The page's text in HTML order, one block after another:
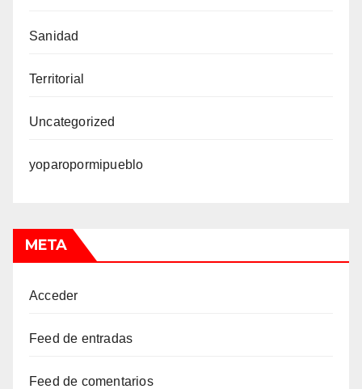
Sanidad
Territorial
Uncategorized
yoparopormipueblo
META
Acceder
Feed de entradas
Feed de comentarios